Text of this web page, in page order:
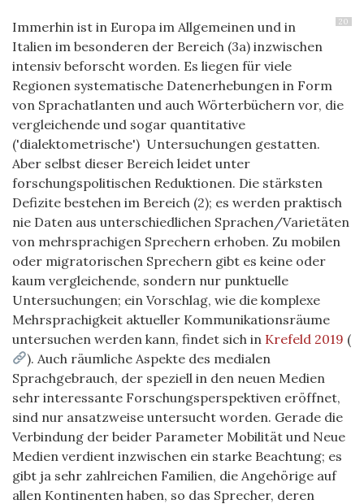
20
Immerhin ist in Europa im Allgemeinen und in
Italien im besonderen der Bereich (3a) inzwischen
intensiv beforscht worden. Es liegen für viele
Regionen systematische Datenerhebungen in Form
von Sprachatlanten und auch Wörterbüchern vor, die
vergleichende und sogar quantitative
('dialektometrische') Untersuchungen gestatten.
Aber selbst dieser Bereich leidet unter
forschungspolitischen Reduktionen. Die stärksten
Defizite bestehen im Bereich (2); es werden praktisch
nie Daten aus unterschiedlichen Sprachen/Varietäten
von mehrsprachigen Sprechern erhoben. Zu mobilen
oder migratorischen Sprechern gibt es keine oder
kaum vergleichende, sondern nur punktuelle
Untersuchungen; ein Vorschlag, wie die komplexe
Mehrsprachigkeit aktueller Kommunikationsräume
untersuchen werden kann, findet sich in Krefeld 2019 (
). Auch räumliche Aspekte des medialen
Sprachgebrauch, der speziell in den neuen Medien
sehr interessante Forschungsperspektiven eröffnet,
sind nur ansatzweise untersucht worden. Gerade die
Verbindung der beider Parameter Mobilität und Neue
Medien verdient inzwischen ein starke Beachtung; es
gibt ja sehr zahlreichen Familien, die Angehörige auf
allen Kontinenten haben, so das Sprecher, deren